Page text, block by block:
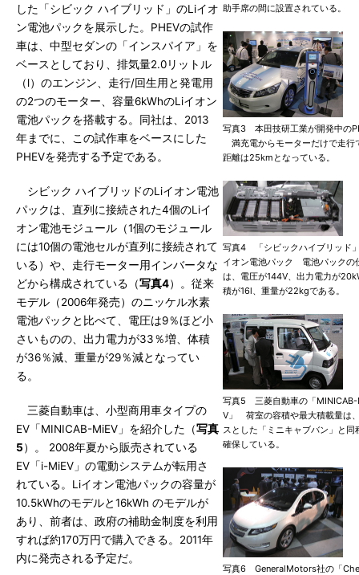
助手席の間に設置されている。
写真3 本田技研工業が開発中の
満充電からモーターだけで走行
距離は25kmとなっている。
写真4 「シビックハイブリッド
イオン電池パック 電池パックの
は、電圧が144V、出力電力が
積が16l、重量が22kgである。
写真5 三菱自動車の「
V」 荷室の容積や最大積載量は
スとした「ミニキャブバン」と同
確保している。
写真6 GeneralMotors社の「
した「シビック ハイブリッド」のLiイオ
ン電池パックを展示した。PHEVの試作
車は、中型セダンの「インスパイア」を
ベースとしており、排気量2.0リットル
（l）のエンジン、走行/回生用と発電用
の2つのモーター、容量6kWhのLiイオン
電池パックを搭載する。同社は、2013
年までに、この試作車をベースにした
PHEVを発売する予定である。
シビック ハイブリッドのLiイオン電池
パックは、直列に接続された4個のLiイ
オン電池モジュール（1個のモジュール
には10個の電池セルが直列に接続されて
いる）や、走行モーター用インバータな
どから構成されている（写真4）。従来
モデル（2006年発売）のニッケル水素
電池パックと比べて、電圧は9％ほど小
さいものの、出力電力が33％増、体積
が36％減、重量が29％減となってい
る。
三菱自動車は、小型商用車タイプの
EV「MINICAB-MiEV」を紹介した（写真
5）。 2008年夏から販売されている
EV「i-MiEV」の電動システムが転用さ
れている。Liイオン電池パックの容量が
10.5kWhのモデルと16kWh のモデルが
あり、前者は、政府の補助金制度を利用
すれば約170万円で購入できる。2011年
内に発売される予定だ。